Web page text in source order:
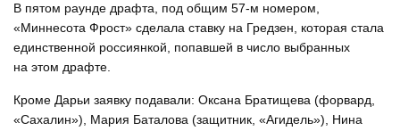
В пятом раунде драфта, под общим 57-м номером,
«Миннесота Фрост» сделала ставку на Гредзен, которая стала
единственной россиянкой, попавшей в число выбранных
на этом драфте.
Кроме Дарьи заявку подавали: Оксана Братищева (форвард,
«Сахалин»), Мария Баталова (защитник, «Агидель»), Нина